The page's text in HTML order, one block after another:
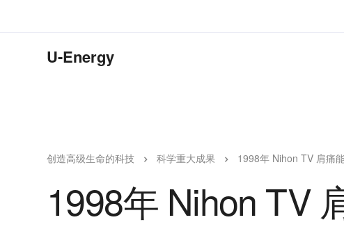
U-Energy
创造高级生命的科技 科学重大成果 1998年 Nihon TV 肩痛
1998年 Nihon TV